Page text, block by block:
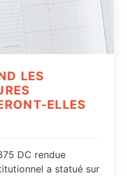
LES
ELLES
DC rendue
a statué sur